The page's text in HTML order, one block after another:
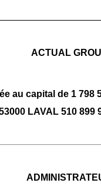
ACTUAL
au capital de 1 798
LAVAL 510 899